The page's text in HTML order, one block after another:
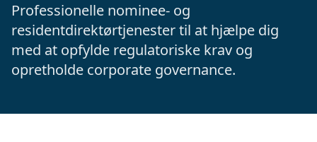
Professionelle nominee- og
residentdirektørtjenester til at hjælpe dig
med at opfylde regulatoriske krav og
opretholde corporate governance.